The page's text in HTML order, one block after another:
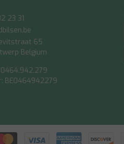
23 31
65
Belgium
0464.942.279
BE0464942279